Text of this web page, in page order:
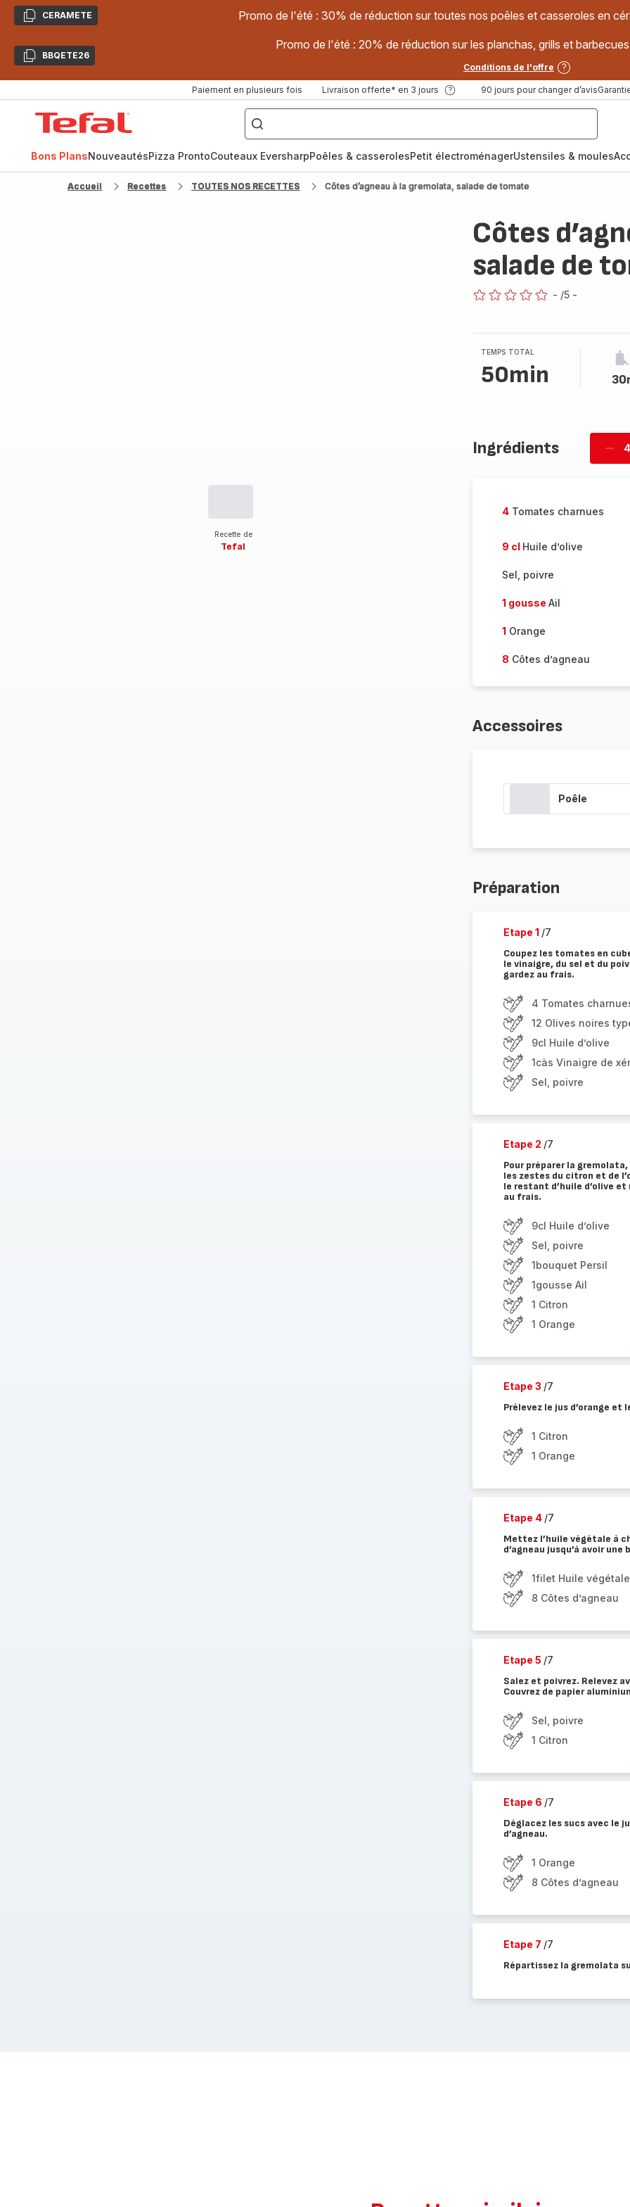
CopierCERAMETE Promo de l'été : 30% de réduction sur toutes nos poêles et casseroles en
CopierBBQETE26
Promo de l'été : 20% de réduction sur les planchas, grills et
Conditions de l'offre
Paiement en plusieurs fois Livraison offerte* en 3 jours 90 jours pour changer d’avis
["Poêles
inox,
Cake
Factory,
Bons PlansNouveautésPizza ProntoCouteaux EversharpPoêles & casserolesPetit électroménagerUstensiles & moules
Accueil Recettes TOUTES NOS RECETTES Côtes d’agneau à la gremolata, salade de tomate
Recette de
Tefal
Côtes
salade de
- /5 -
TEMPS TOTAL
50min
Ingrédients
4Tomates charnues
9 cl Huile d’olive
Sel, poivre
1 gousse Ail
1 Orange
8 Côtes d’agneau
Accessoires
Poêle
Préparation
Etape 1 /7
Coupez les tomates en
le vinaigre, du sel et du
gardez au frais.
4 Tomates
12 Olives noires
9cl Huile d’olive
1càs Vinaigre de
Sel, poivre
Etape 2 /7
Pour préparer la
les zestes du citron et de
le restant d’huile d’olive
au frais.
9cl Huile d’olive
Sel, poivre
1bouquet Persil
1gousse Ail
1 Citron
1 Orange
Etape 3 /7
Prélevez le jus d’orange
1 Citron
1 Orange
Etape 4 /7
Mettez l’huile végétale à
d’agneau jusqu’à avoir
1filet Huile végétale
8 Côtes d’agneau
Etape 5 /7
Salez et poivrez. Relevez
Couvrez de papier
Sel, poivre
1 Citron
Etape 6 /7
Déglacez les sucs avec le
d’agneau.
1 Orange
8 Côtes d’agneau
Etape 7 /7
Répartissez la gremolata